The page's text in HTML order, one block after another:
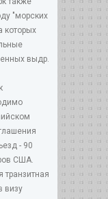
- 90
США.
транзитная
визу